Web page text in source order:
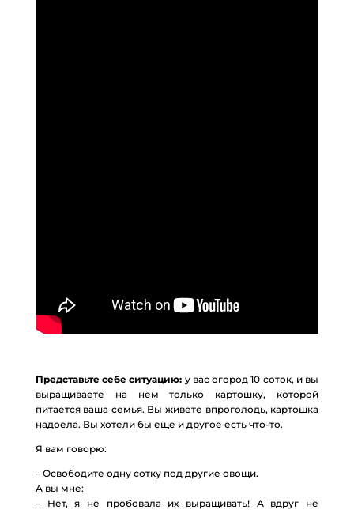
Представьте себе ситуацию: у вас огород 10 соток, и вы
выращиваете на нем только картошку, которой
питается ваша семья. Вы живете впроголодь, картошка
надоела. Вы хотели бы еще и другое есть что-то.
Я вам говорю:
– Освободите одну сотку под другие овощи.
А вы мне:
– Нет, я не пробовала их выращивать! А вдруг не